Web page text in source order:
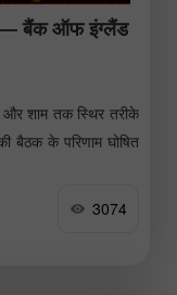
— बैंक ऑफ इंग्लैंड
और शाम तक स्थिर तरीके
बैठक के परिणाम घोषित
3074